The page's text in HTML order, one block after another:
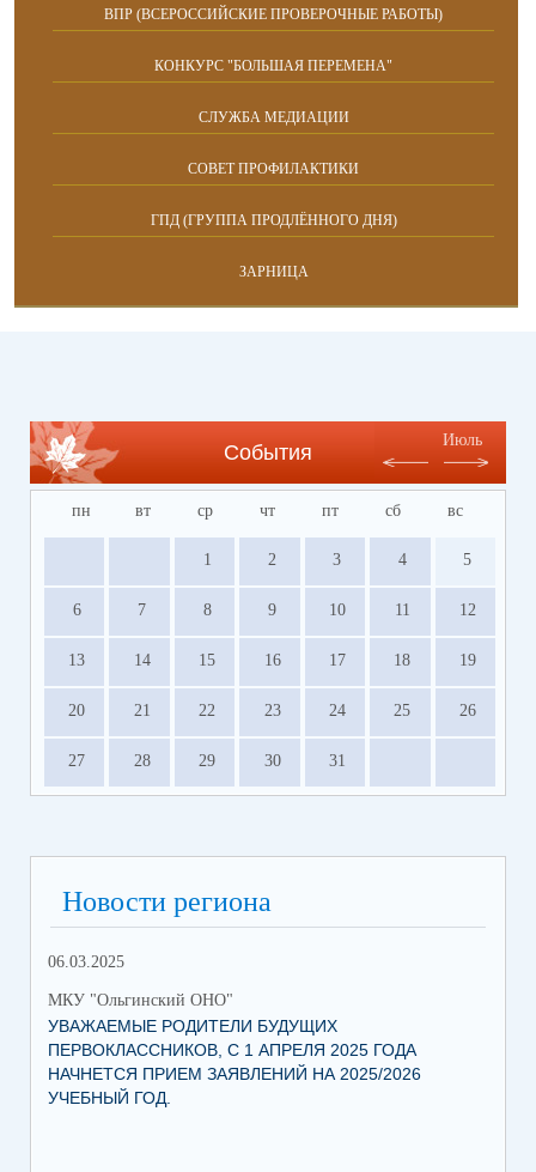
ВПР (ВСЕРОССИЙСКИЕ ПРОВЕРОЧНЫЕ РАБОТЫ)
КОНКУРС "БОЛЬШАЯ ПЕРЕМЕНА"
СЛУЖБА МЕДИАЦИИ
СОВЕТ ПРОФИЛАКТИКИ
ГПД (ГРУППА ПРОДЛЁННОГО ДНЯ)
ЗАРНИЦА
События
Июль
пн вт ср чт пт сб вс
1 2 3 4 5
6 7 8 9 10 11 12
13 14 15 16 17 18 19
20 21 22 23 24 25 26
27 28 29 30 31
Новости региона
06.03.2025
МКУ "Ольгинский ОНО"
УВАЖАЕМЫЕ РОДИТЕЛИ БУДУЩИХ
ПЕРВОКЛАССНИКОВ, С 1 АПРЕЛЯ 2025 ГОДА
НАЧНЕТСЯ ПРИЕМ ЗАЯВЛЕНИЙ НА 2025/2026
УЧЕБНЫЙ ГОД.